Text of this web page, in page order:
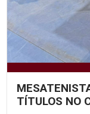
TÍTULOS NO